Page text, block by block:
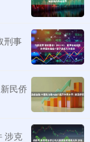
刑事
民侨
涉克